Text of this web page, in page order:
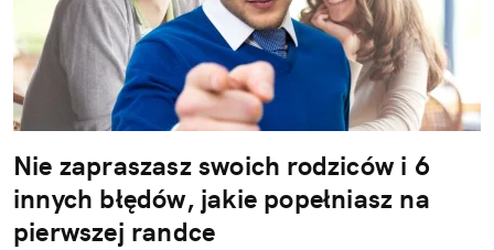
Nie zapraszasz swoich rodziców i 6
innych błędów, jakie popełniasz na
pierwszej randce